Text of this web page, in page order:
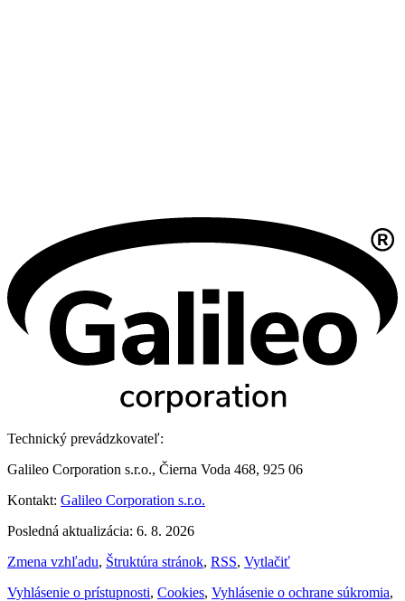
Technický prevádzkovateľ:
Galileo Corporation s.r.o., Čierna Voda 468, 925 06
Kontakt: Galileo Corporation s.r.o.
Posledná aktualizácia: 6. 8. 2026
Zmena vzhľadu, Štruktúra stránok, RSS, Vytlačiť
Vyhlásenie o prístupnosti, Cookies, Vyhlásenie o ochrane súkromia,